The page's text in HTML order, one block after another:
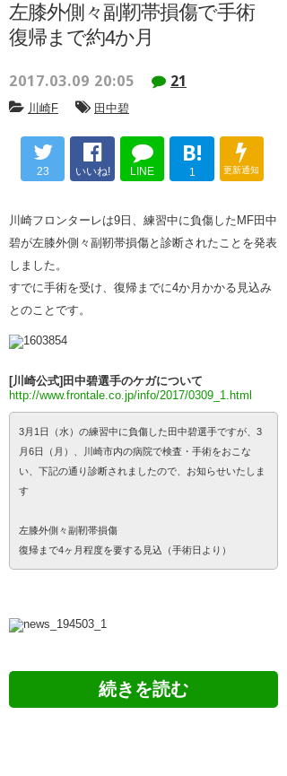
左膝外側々副靭帯損傷で手術
復帰まで約4か月
2017.03.09 20:05 21
川崎F 田中碧
23 いいね! LINE
B!
1 更新通知
川崎フロンターレは9日、練習中に負傷したMF田中
碧が左膝外側々副靭帯損傷と診断されたことを発表
しました。
すでに手術を受け、復帰までに4か月かかる見込み
とのことです。
[川崎公式]田中碧選手のケガについて
http://www.frontale.co.jp/info/2017/0309_1.html
3月1日（水）の練習中に負傷した田中碧選手ですが、3
月6日（月）、川崎市内の病院で検査・手術をおこな
い、下記の通り診断されましたので、お知らせいたしま
す
左膝外側々副靭帯損傷
復帰まで4ヶ月程度を要する見込（手術日より）